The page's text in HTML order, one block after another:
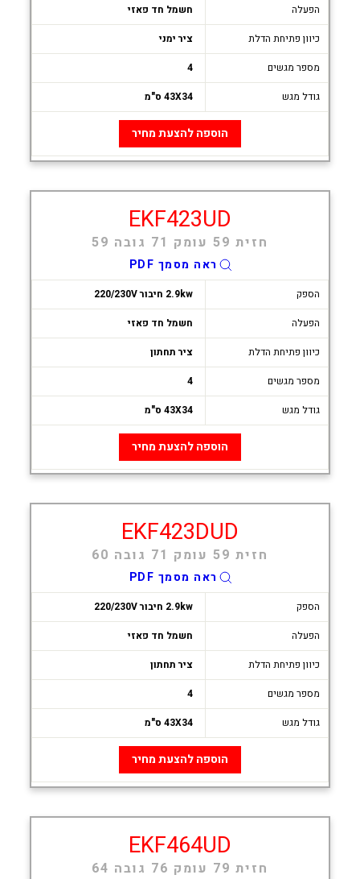
הפעלה
חשמל חד פאזי
כיוון פתיחת הדלת
ציר ימני
מספר מגשים
4
גודל מגש
43X34 ס"מ
הוספה להצעת מחיר
EKF423UD
חזית 59 עומק 71 גובה 59
ראה מסמך PDF
הספק
2.9kw חיבור 220/230V
הפעלה
חשמל חד פאזי
כיוון פתיחת הדלת
ציר תחתון
מספר מגשים
4
גודל מגש
43X34 ס"מ
הוספה להצעת מחיר
EKF423DUD
חזית 59 עומק 71 גובה 60
ראה מסמך PDF
הספק
2.9kw חיבור 220/230V
הפעלה
חשמל חד פאזי
כיוון פתיחת הדלת
ציר תחתון
מספר מגשים
4
גודל מגש
43X34 ס"מ
הוספה להצעת מחיר
EKF464UD
חזית 79 עומק 76 גובה 64